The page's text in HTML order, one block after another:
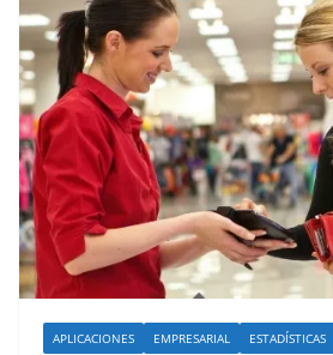
APLICACIONES EMPRESARIAL ESTADÍSTICAS